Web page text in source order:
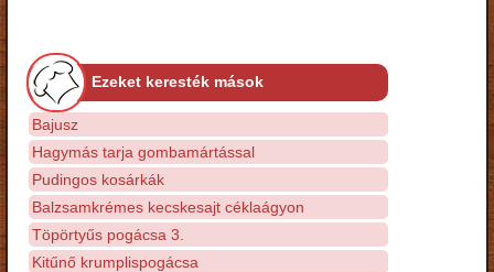
Ezeket keresték mások
Bajusz
Hagymás tarja gombamártással
Pudingos kosárkák
Balzsamkrémes kecskesajt céklaágyon
Töpörtyűs pogácsa 3.
Kitűnő krumplispogácsa